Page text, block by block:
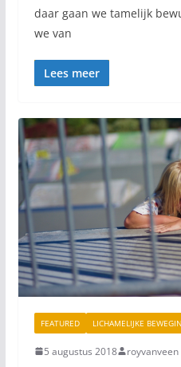
daar gaan we tamelijk
we van
Lees meer
FEATURED LICHAMELIJKE
5 augustus 2018 royvanveen